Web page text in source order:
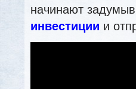
начинают
инвестиции и